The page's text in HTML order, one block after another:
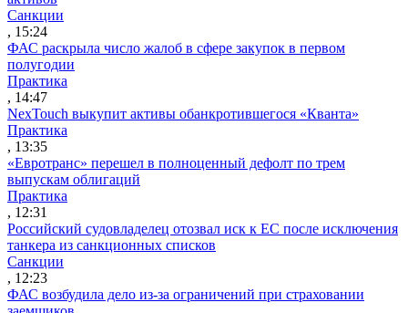
Санкции
, 15:24
ФАС раскрыла число жалоб в сфере закупок в первом
полугодии
Практика
, 14:47
NexTouch выкупит активы обанкротившегося «Кванта»
Практика
, 13:35
«Евротранс» перешел в полноценный дефолт по трем
выпускам облигаций
Практика
, 12:31
Российский судовладелец отозвал иск к ЕС после исключения
танкера из санкционных списков
Санкции
, 12:23
ФАС возбудила дело из-за ограничений при страховании